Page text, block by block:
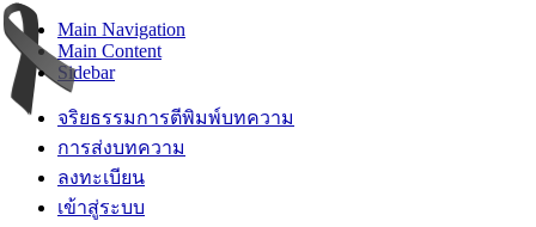
Main Navigation
Main Content
Sidebar
จริยธรรมการตีพิมพ์บทความ
การส่งบทความ
ลงทะเบียน
เข้าสู่ระบบ